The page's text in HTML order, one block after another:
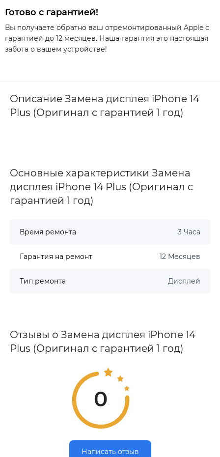
Готово с гарантией!
Вы получаете обратно ваш отремонтированный Apple с
гарантией до 12 месяцев. Наша гарантия это настоящая
забота о вашем устройстве!
Описание Замена дисплея iPhone 14
Plus (Оригинал с гарантией 1 год)
Основные характеристики Замена
дисплея iPhone 14 Plus (Оригинал с
гарантией 1 год)
Время ремонта 3 Часа
Гарантия на ремонт 12 Месяцев
Тип ремонта Дисплей
Отзывы о Замена дисплея iPhone 14
Plus (Оригинал с гарантией 1 год)
0
Написать отзыв